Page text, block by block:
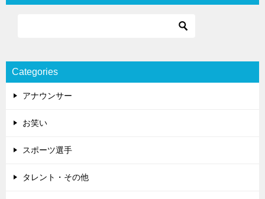
Categories
アナウンサー
お笑い
スポーツ選手
タレント・その他